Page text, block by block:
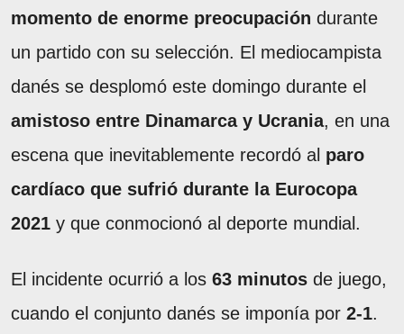
momento de enorme preocupación durante
un partido con su selección. El mediocampista
danés se desplomó este domingo durante el
amistoso entre Dinamarca y Ucrania, en una
escena que inevitablemente recordó al paro
cardíaco que sufrió durante la Eurocopa
2021 y que conmocionó al deporte mundial.
El incidente ocurrió a los 63 minutos de juego,
cuando el conjunto danés se imponía por 2-1.